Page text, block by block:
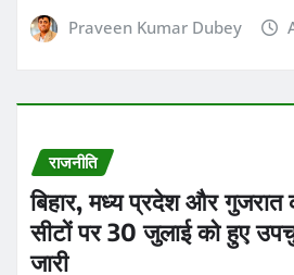
Praveen Kumar Dubey
राजनीति
बिहार, मध्य प्रदेश और गुजरात
सीटों पर 30 जुलाई को हुए
जारी